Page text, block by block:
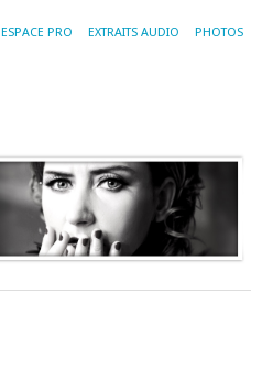
ESPACE PRO EXTRAITS AUDIO PHOTOS